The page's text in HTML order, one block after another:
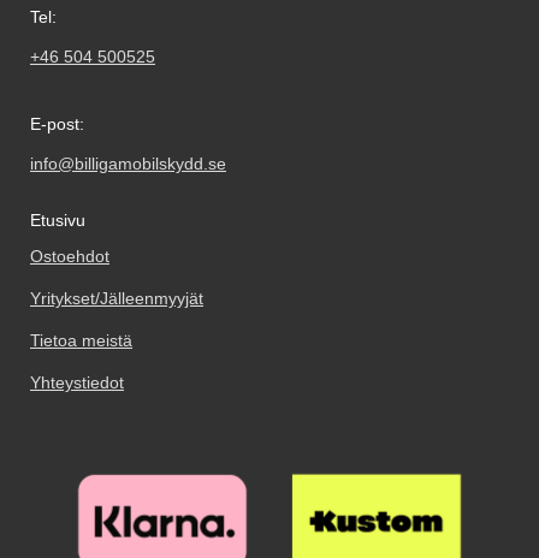
Tel:
+46 504 500525
E-post:
info@billigamobilskydd.se
Etusivu
Ostoehdot
Yritykset/Jälleenmyyjät
Tietoa meistä
Yhteystiedot